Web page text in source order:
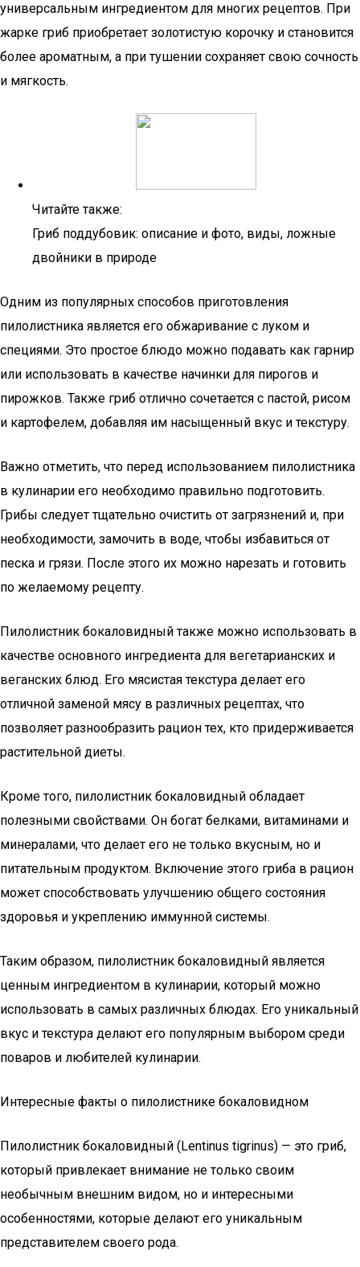
универсальным ингредиентом для многих рецептов. При
жарке гриб приобретает золотистую корочку и становится
более ароматным, а при тушении сохраняет свою сочность
и мягкость.
Читайте также:
Гриб поддубовик: описание и фото, виды, ложные
двойники в природе
Одним из популярных способов приготовления
пилолистника является его обжаривание с луком и
специями. Это простое блюдо можно подавать как гарнир
или использовать в качестве начинки для пирогов и
пирожков. Также гриб отлично сочетается с пастой, рисом
и картофелем, добавляя им насыщенный вкус и текстуру.
Важно отметить, что перед использованием пилолистника
в кулинарии его необходимо правильно подготовить.
Грибы следует тщательно очистить от загрязнений и, при
необходимости, замочить в воде, чтобы избавиться от
песка и грязи. После этого их можно нарезать и готовить
по желаемому рецепту.
Пилолистник бокаловидный также можно использовать в
качестве основного ингредиента для вегетарианских и
веганских блюд. Его мясистая текстура делает его
отличной заменой мясу в различных рецептах, что
позволяет разнообразить рацион тех, кто придерживается
растительной диеты.
Кроме того, пилолистник бокаловидный обладает
полезными свойствами. Он богат белками, витаминами и
минералами, что делает его не только вкусным, но и
питательным продуктом. Включение этого гриба в рацион
может способствовать улучшению общего состояния
здоровья и укреплению иммунной системы.
Таким образом, пилолистник бокаловидный является
ценным ингредиентом в кулинарии, который можно
использовать в самых различных блюдах. Его уникальный
вкус и текстура делают его популярным выбором среди
поваров и любителей кулинарии.
Интересные факты о пилолистнике бокаловидном
Пилолистник бокаловидный (Lentinus tigrinus) — это гриб,
который привлекает внимание не только своим
необычным внешним видом, но и интересными
особенностями, которые делают его уникальным
представителем своего рода.